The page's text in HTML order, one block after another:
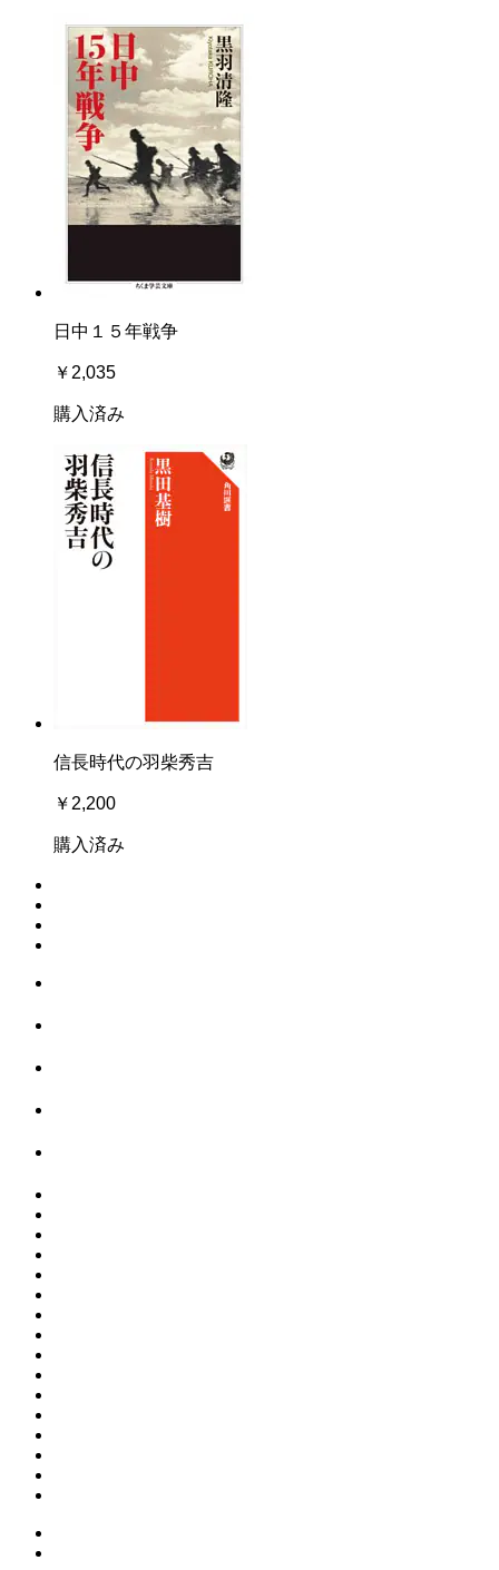
日中１５年戦争
￥2,035
購入済み
信長時代の羽柴秀吉
￥2,200
購入済み